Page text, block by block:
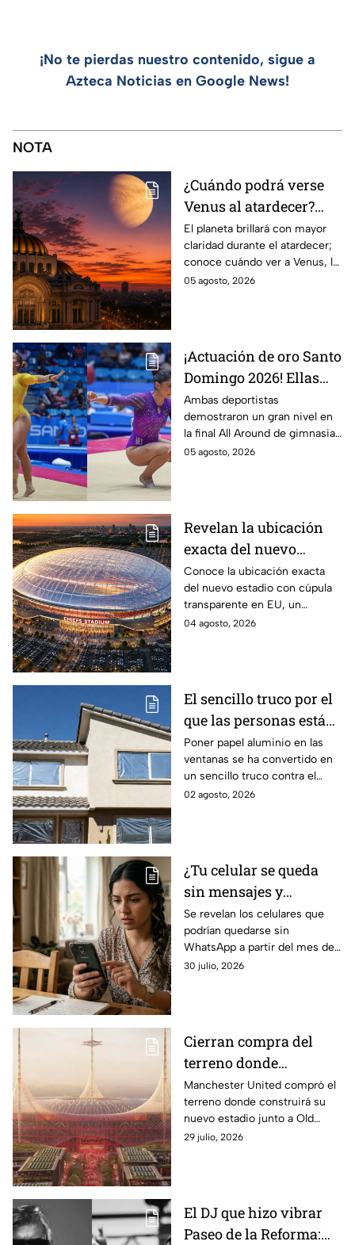
¡No te pierdas nuestro contenido, sigue a
Azteca Noticias en Google News!
NOTA
¿Cuándo podrá verse
Venus al atardecer?
Esta es la fecha y la
mejor hora para
observarlo
El planeta brillará con mayor
claridad durante el atardecer;
conoce cuándo ver a Venus, la
mejor hora y hacia dónde
05 agosto, 2026
¡Actuación de oro Santo
Domingo 2026! Ellas
son las gimnastas
mexicanas que
dominaron el podio en
gimnasia artística
Ambas deportistas
demostraron un gran nivel en
la final All Around de gimnasia
artística, poniendo en alto el
05 agosto, 2026
Revelan la ubicación
exacta del nuevo
estadio de cúpula
transparente que
generó polémica por
tener demasiados
Conoce la ubicación exacta
del nuevo estadio con cúpula
transparente en EU, un
proyecto que generó polémica
04 agosto, 2026
El sencillo truco por el
que las personas están
tapando sus ventanas
con papel aluminio y lo
que dicen los
científicos sobre su
Poner papel aluminio en las
ventanas se ha convertido en
un sencillo truco contra el
calor, pero ¿realmente
02 agosto, 2026
¿Tu celular se queda
sin mensajes y
llamadas? Por esta
razón podrías perder
WhatsApp en agosto;
lista de dispositivos
Se revelan los celulares que
podrían quedarse sin
WhatsApp a partir del mes de
agosto 2026 debido a ciertos
30 julio, 2026
Cierran compra del
terreno donde
construirán nuevo
estadio de equipo de
Primera División con
techo estilo carpa de
Manchester United compró el
terreno donde construirá su
nuevo estadio junto a Old
Trafford; el recinto tendrá
29 julio, 2026
El DJ que hizo vibrar
Paseo de la Reforma: